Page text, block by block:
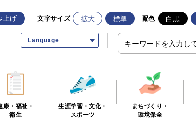
上げ 文字サイズ 拡大 標準 配色 白黒
Language
康・福祉・
衛生
生涯学習・文化・
スポーツ
まちづくり・
環境保全